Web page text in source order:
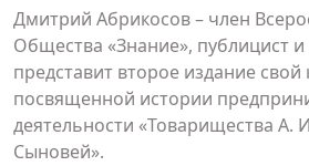
Дмитрий Абрикосов – член
Общества «Знание», публицист и
представит второе издание свой
посвященной истории
деятельности «Товарищества А.
Сыновей».